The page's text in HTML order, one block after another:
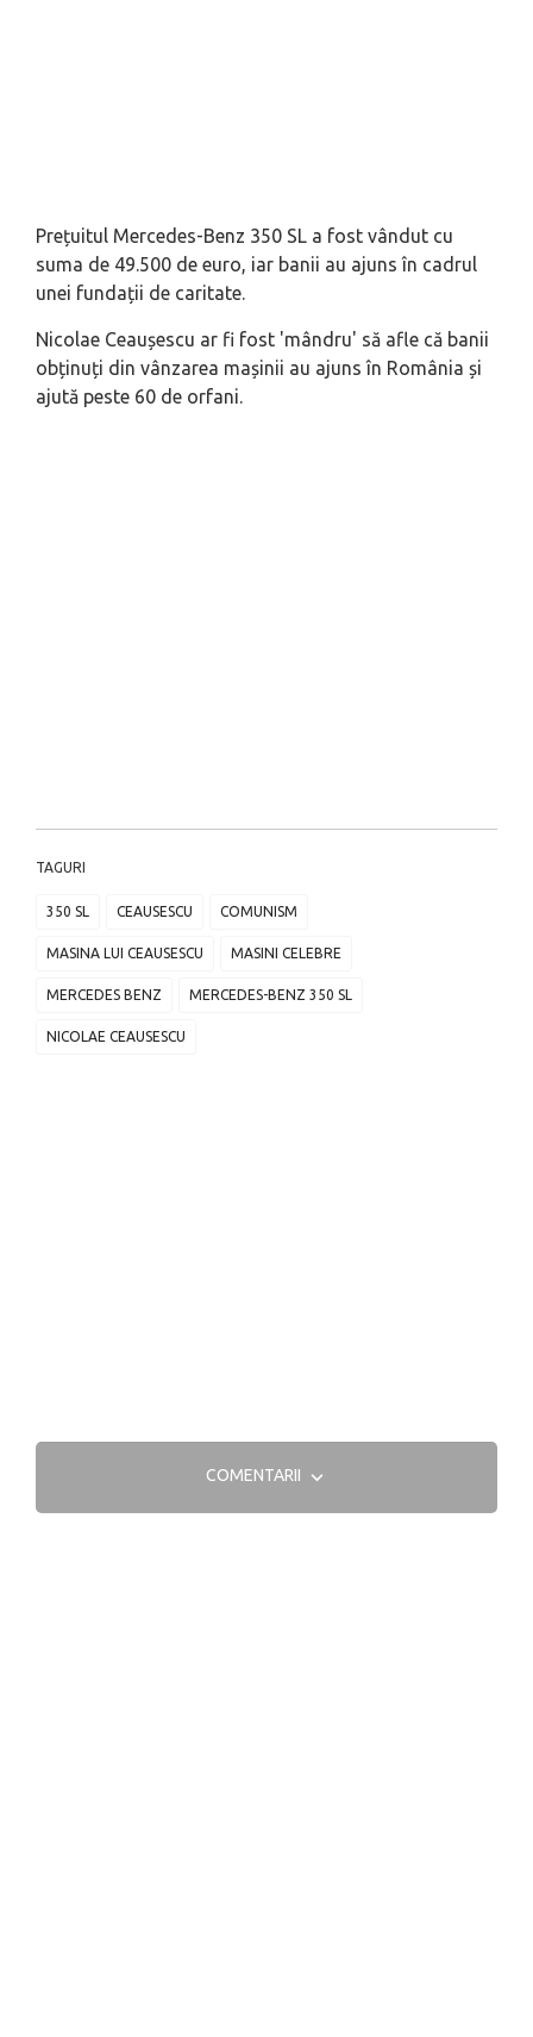
Prețuitul Mercedes-Benz 350 SL a fost vândut cu
suma de 49.500 de euro, iar banii au ajuns în cadrul
unei fundații de caritate.
Nicolae Ceaușescu ar fi fost 'mândru' să afle că banii
obținuți din vânzarea mașinii au ajuns în România și
ajută peste 60 de orfani.
TAGURI
350 SL CEAUSESCU COMUNISM
MASINA LUI CEAUSESCU MASINI CELEBRE
MERCEDES BENZ MERCEDES-BENZ 350 SL
NICOLAE CEAUSESCU
COMENTARII